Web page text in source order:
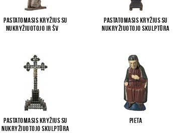
Pastatomasis kryžius su
Nukryžiuotojo ir šv
Pastatomasis kryžius su
Nukryžiuotojo skulptūra
Pastatomasis kryžius su
Nukryžiuotojo skulptūra
Pieta